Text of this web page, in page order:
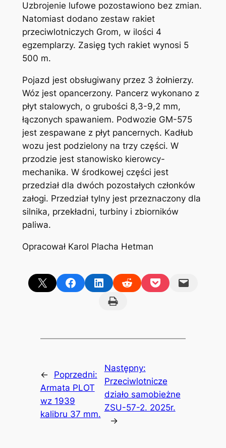
Uzbrojenie lufowe pozostawiono bez zmian.
Natomiast dodano zestaw rakiet
przeciwlotniczych Grom, w ilości 4
egzemplarzy. Zasięg tych rakiet wynosi 5
500 m.
Pojazd jest obsługiwany przez 3 żołnierzy.
Wóz jest opancerzony. Pancerz wykonano z
płyt stalowych, o grubości 8,3-9,2 mm,
łączonych spawaniem. Podwozie GM-575
jest zespawane z płyt pancernych. Kadłub
wozu jest podzielony na trzy części. W
przodzie jest stanowisko kierowcy-
mechanika. W środkowej części jest
przedział dla dwóch pozostałych członków
załogi. Przedział tylny jest przeznaczony dla
silnika, przekładni, turbiny i zbiorników
paliwa.
Opracował Karol Placha Hetman
Share on X Share on FacebookShare on LinkedInShare on RedditShare on PocketEmail this Page
Print this Page
←
Poprzedni:
Armata PLOT
wz 1939
kalibru 37 mm.
Następny:
Przeciwlotnicze
działo samobieżne
ZSU-57-2. 2025r.
→